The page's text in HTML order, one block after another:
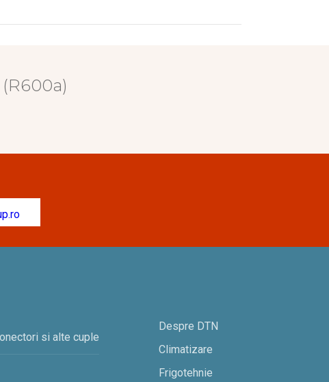
si alte cuple
Despre DTN
Climatizare
Frigotehnie